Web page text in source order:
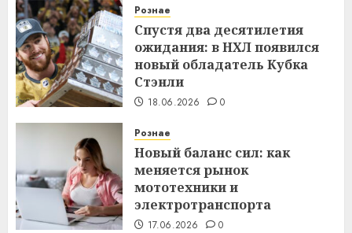
Рознае
Спустя два десятилетия
ожидания: в НХЛ появился
новый обладатель Кубка
Стэнли
18.06.2026 0
Рознае
Новый баланс сил: как
меняется рынок
мототехники и
электротранспорта
17.06.2026 0